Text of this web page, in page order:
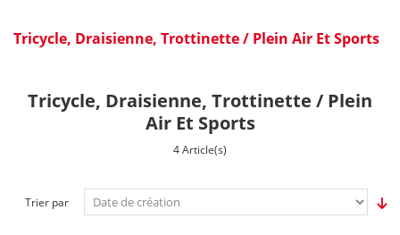
Tricycle, Draisienne, Trottinette / Plein Air Et Sports
Tricycle, Draisienne, Trottinette / Plein
Air Et Sports
4 Article(s)
Trier par